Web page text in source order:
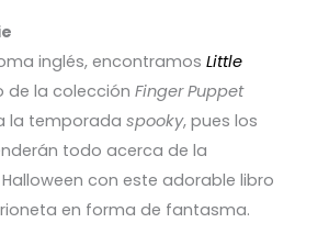
inglés, encontramos Little
de la colección Finger Puppet
la temporada spooky, pues los
todo acerca de la
con este adorable libro
en forma de fantasma.